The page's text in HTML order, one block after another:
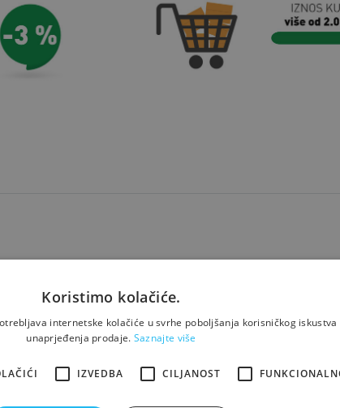
izgled.
u raznim prostorima — kupaonice, hodnici, interijer/
Koristimo kolačiće.
internetske kolačiće u svrhe poboljšanja korisničkog iskustva
unaprjeđenja prodaje. Saznajte više
IZVEDBA CILJANOST